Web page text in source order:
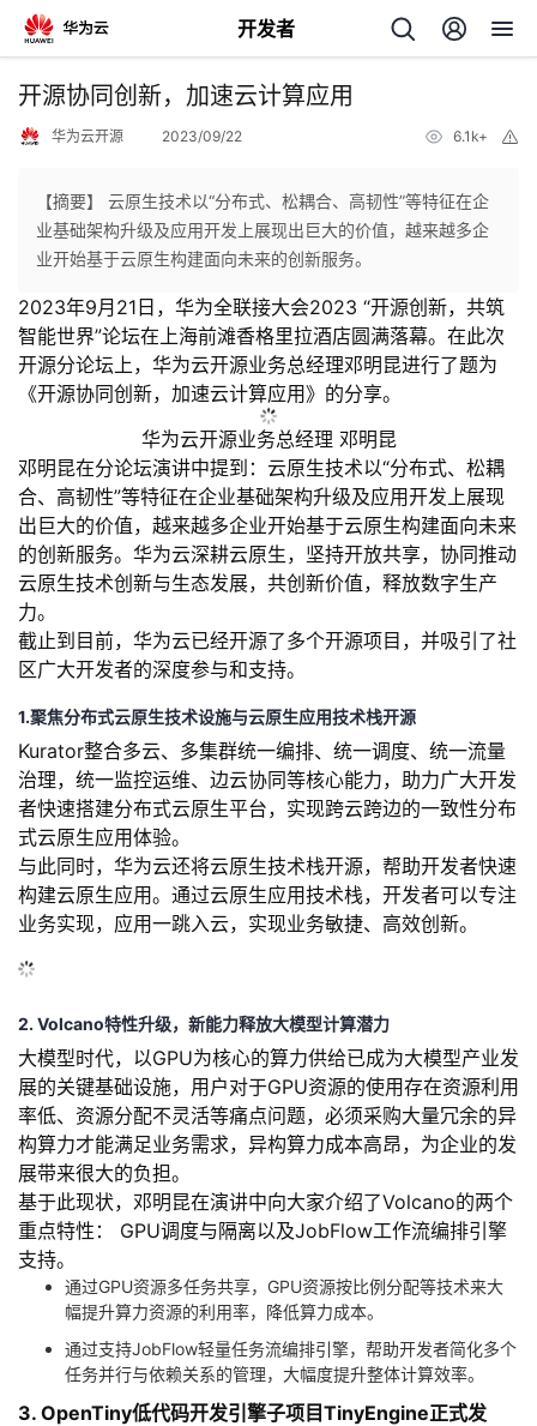
开发者
返
人
主
页
我
的
开
发
者
我
博
客
的
论
坛
我
的
圈
子
我
的
直
我
的
我
注
我
的
开
发
者
堂
我
的
课
我
的
我
验
收
藏
我
的
Programs
我
的
支
我
的
技
术
我
的
云
议
开源协同创新，加速云计算应用
华为云开源 2023/09/22 6.1k+
【摘要】 云原生技术以“分布式、松耦合、高韧性”等特征在企
业基础架构升级及应用开发上展现出巨大的价值，越来越多企
业开始基于云原生构建面向未来的创新服务。
2023年9月21日，华为全联接大会2023 “开源创新，共筑
智能世界”论坛在上海前滩香格里拉酒店圆满落幕。在此次
开源分论坛上，华为云开源业务总经理邓明昆进行了题为
《开源协同创新，加速云计算应用》的分享。
华为云开源业务总经理 邓明昆
邓明昆在分论坛演讲中提到：云原生技术以“分布式、松耦
合、高韧性”等特征在企业基础架构升级及应用开发上展现
出巨大的价值，越来越多企业开始基于云原生构建面向未来
的创新服务。华为云深耕云原生，坚持开放共享，协同推动
云原生技术创新与生态发展，共创新价值，释放数字生产
力。
截止到目前，华为云已经开源了多个开源项目，并吸引了社
区广大开发者的深度参与和支持。
1.聚焦分布式云原生技术设施与云原生应用技术栈开源
Kurator整合多云、多集群统一编排、统一调度、统一流量
治理，统一监控运维、边云协同等核心能力，助力广大开发
者快速搭建分布式云原生平台，实现跨云跨边的一致性分布
式云原生应用体验。
与此同时，华为云还将云原生技术栈开源，帮助开发者快速
构建云原生应用。通过云原生应用技术栈，开发者可以专注
业务实现，应用一跳入云，实现业务敏捷、高效创新。
2. Volcano特性升级，新能力释放大模型计算潜力
大模型时代，以GPU为核心的算力供给已成为大模型产业发
展的关键基础设施，用户对于GPU资源的使用存在资源利用
率低、资源分配不灵活等痛点问题，必须采购大量冗余的异
构算力才能满足业务需求，异构算力成本高昂，为企业的发
展带来很大的负担。
基于此现状，邓明昆在演讲中向大家介绍了Volcano的两个
重点特性：
GPU调度与隔离以及JobFlow工作流编排引擎
支持。
通过GPU资源多任务共享，GPU资源按比例分配等技术来大
幅提升算力资源的利用率，降低算力成本。
通过支持JobFlow轻量任务流编排引擎，帮助开发者简化多个
任务并行与依赖关系的管理，大幅度提升整体计算效率。
3. OpenTiny低代码开发引擎子项目TinyEngine正式发